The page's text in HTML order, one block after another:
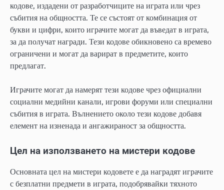
кодове, издадени от разработчиците на играта или чрез
събития на общността. Те се състоят от комбинация от
букви и цифри, които играчите могат да въведат в играта,
за да получат награди. Тези кодове обикновено са времево
ограничени и могат да варират в предметите, които
предлагат.
Играчите могат да намерят тези кодове чрез официални
социални медийни канали, игрови форуми или специални
събития в играта. Вълнението около тези кодове добавя
елемент на изненада и ангажираност за общността.
Цел на използването на мистери кодове
Основната цел на мистери кодовете е да наградят играчите
с безплатни предмети в играта, подобрявайки тяхното